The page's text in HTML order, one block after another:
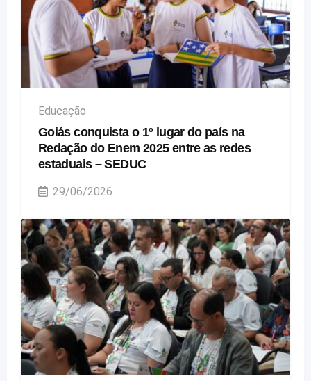
Educação
Goiás conquista o 1º lugar do país na
Redação do Enem 2025 entre as redes
estaduais – SEDUC
29/06/2026